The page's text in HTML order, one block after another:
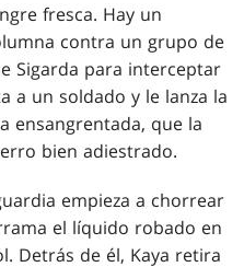
fresca. Hay un
contra un grupo de
Sigarda para interceptar
a un soldado y le lanza la
ensangrentada, que la
bien adiestrado.
empieza a chorrear
el líquido robado en
Detrás de él, Kaya retira